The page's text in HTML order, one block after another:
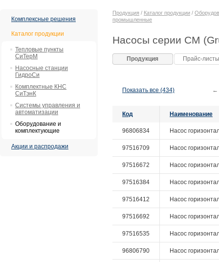
Комплексные решения
Каталог продукции
Тепловые пункты
СиТерМ
Насосные станции
ГидроСи
Комплектные КНС
СиТэнК
Системы управления и
автоматизации
Оборудование и
комплектующие
Акции и распродажи
Продукция / Каталог продукции /
промышленные
Насосы серии CM
Продукция Прайс-
Показать все (434) ←
Код Наименование
96806834 Насос
97516709 Насос
97516672 Насос
97516384 Насос
97516412 Насос
97516692 Насос
97516535 Насос
96806790 Насос